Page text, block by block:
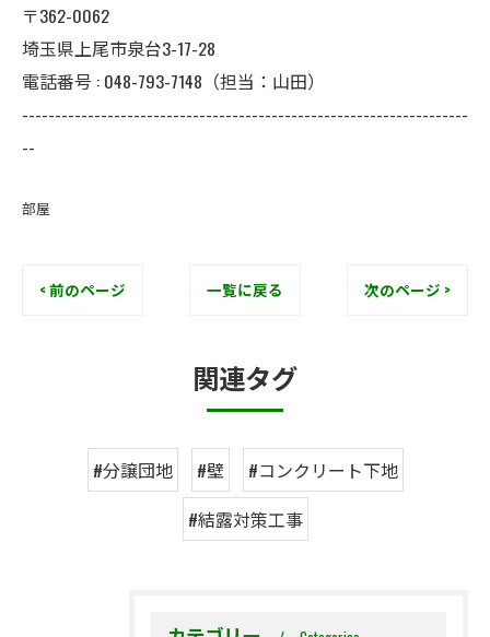
〒362-0062
埼玉県上尾市泉台3-17-28
電話番号 : 048-793-7148（担当：山田）
--------------------------------------------------------------------
--
部屋
< 前のページ 一覧に戻る 次のページ >
関連タグ
#分譲団地 #壁
#コンクリート下地
#結露対策工事